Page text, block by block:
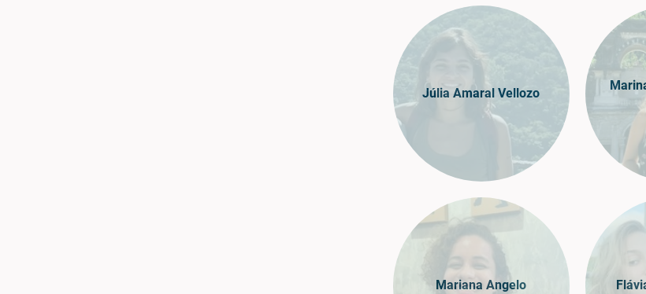
Júlia Amaral Vellozo
Mariana Angelo